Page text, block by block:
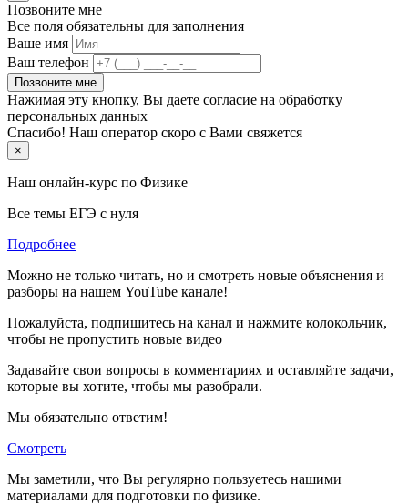
Позвоните мне
Все поля обязательны для заполнения
Ваше имя
Ваш телефон
Позвоните мне
Нажимая эту кнопку, Вы даете согласие на обработку
персональных данных
Спасибо! Наш оператор скоро с Вами свяжется
×
Наш онлайн-курс по Физике
Все темы ЕГЭ с нуля
Подробнее
Можно не только читать, но и смотреть новые объяснения и
разборы на нашем YouTube канале!
Пожалуйста, подпишитесь на канал и нажмите колокольчик,
чтобы не пропустить новые видео
Задавайте свои вопросы в комментариях и оставляйте задачи,
которые вы хотите, чтобы мы разобрали.
Мы обязательно ответим!
Смотреть
Мы заметили, что Вы регулярно пользуетесь нашими
материалами для подготовки по физике.